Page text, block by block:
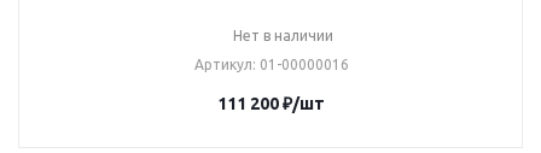
Нет в наличии
Артикул: 01-00000016
111 200₽/шт